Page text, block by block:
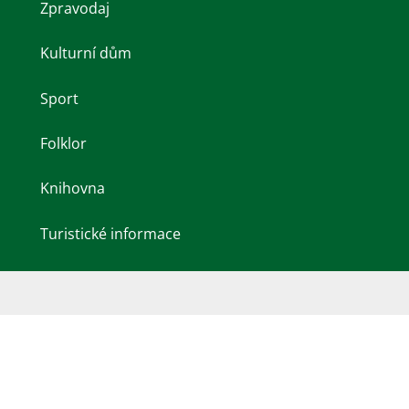
Zpravodaj
Kulturní dům
Sport
Folklor
Knihovna
Turistické informace